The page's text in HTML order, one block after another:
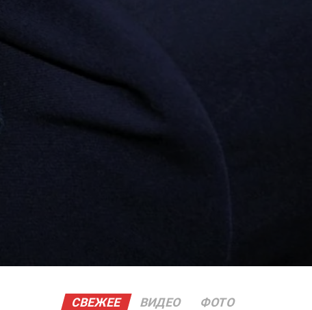
СВЕЖЕЕ ВИДЕО ФОТО